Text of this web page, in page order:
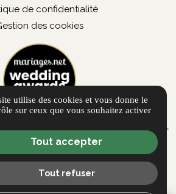
de confidentialité
des cookies
utilise des cookies et vous donne le
sur ceux que vous souhaitez activer
Tout accepter
Tout refuser